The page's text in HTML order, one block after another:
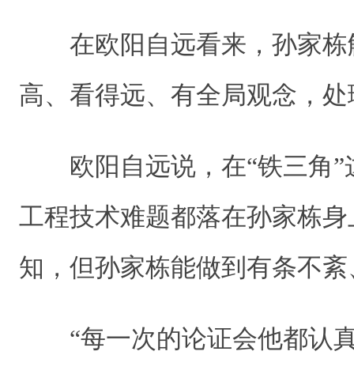
在欧阳自远看来，孙家栋
高、看得远、有全局观念，
欧阳自远说，在“铁三角”
工程技术难题都落在孙家栋
知，但孙家栋能做到有条不
“每一次的论证会他都认